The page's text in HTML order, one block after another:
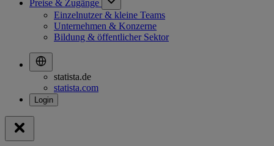
Preise & Zugänge
Einzelnutzer & kleine Teams
Unternehmen & Konzerne
Bildung & öffentlicher Sektor
statista.de
statista.com